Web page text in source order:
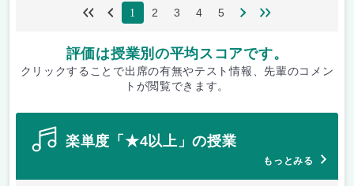
1 2 3 4 5
評価は授業別の平均スコアです。
クリックすることで出席の有無やテスト情報、先輩のコメン
トが閲覧できます。
楽単度「★4以上」の授業
もっとみる